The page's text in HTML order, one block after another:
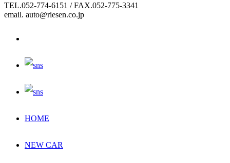
TEL.052-774-6151 / FAX.052-775-3341
email. auto@riesen.co.jp
HOME
NEW CAR